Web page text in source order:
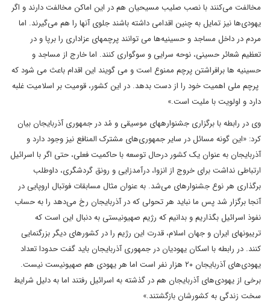
مخالفت می‌کنند با نصب صلیب مسیحیان هم در این اماکن مخالفت دارند و اگر
یهودی‌ها نیز تمایل به چنین اقدامی داشته باشند جلوی آنها را هم می‌گیرند. اما
مردم در داخل مساجد و حسینیه‌ها می توانند پرچم‎های عزاداری را برپا و در
تعظیم شعائر حسینی، نوحه سرایی و سوگواری کنند. اما خارج از مساجد و
حسینیه ها برافراشتن پرچم ممنوع است و می گویند این اقدام باعث می شود که
پرچم ملی اهمیت خود را از دست بدهد. در این کشور، قومیت بر اسلامیت غلبه
دارد و اولویت با ملیت است.»
وی در رابطه با برگزاری جشنواره‎های موسیقی و مُد در جمهوری آذربایجان بیان
کرد: «این گونه مسائل در سایر جمهوری‌های مشترک المنافع نیز وجود دارد و
آذربایجان به عنوان یک کشور درحال توسعه با حاکمیت فعلی، حتی اگر با اسرائیل
ارتباطی نداشت برای خروج از انزوا، درآمدزایی و رونق گردشگری، داوطلب
برگذاری هر نوع جشنواره‎ای می‌شد. به عنوان مثال مسابقات فوتبال اروپایی در
آنجا برگزار شد پس ما نباید هر تحولی که در آذربایجان رخ می‌دهد را به حساب
نفوذ اسرائیل بگذاریم و بدانیم که رژیم صهیونیستی به دنبال این است که
تریبون‎های ایران و جهان اسلام، قدرت این رژیم را در کشورهای دیگر بزرگنمایی
کنند. در رابطه با اسکان یهودیان در جمهوری آذربایجان باید گفت حدودا تعداد
یهودی‌های آذربایجان ۲۰ هزار نفر است اما هر یهودی هم صهیونیست نیست.
برخی از یهودی‌های آذربایجان هم در گذشته به اسرائیل رفتند اما به دلیل شرایط
سخت زندگی به کشورشان بازگشتند.»